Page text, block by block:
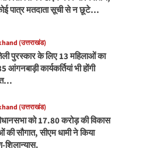
पात्र मतदाता सूची से न छूटे…
(उत्तराखंड)
पुरस्कार के लिए 13 महिलाओं का
कार्यकर्तियां भी होंगी
(उत्तराखंड)
को 17.80 करोड़ की विकास
की सौगात, सीएम धामी ने किया
शिलान्यास.